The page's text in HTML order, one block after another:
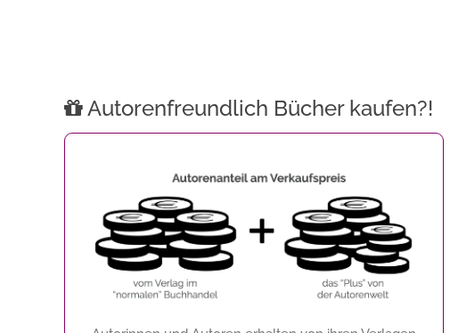
Autorenfreundlich Bücher kaufen?!